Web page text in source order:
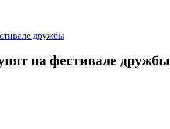
дружбы
на фестивале дружбы